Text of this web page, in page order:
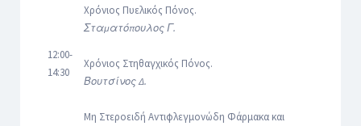
12:00-
14:30
Χρόνιος Πυελικός Πόνος.
Σταματόπουλος Γ.
Χρόνιος Στηθαγχικός Πόνος.
Βουτσίνος Δ.
Μη Στεροειδή Αντιφλεγμονώδη Φάρμακα και